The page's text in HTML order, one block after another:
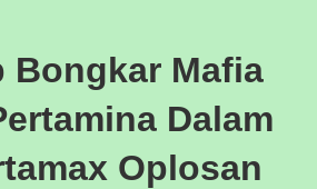
Bongkar Mafia
Dalam
Oplosan